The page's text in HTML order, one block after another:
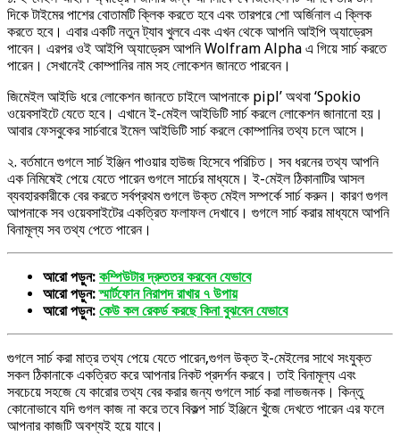
দিকে টাইমের পাশের বোতামটি ক্লিক করতে হবে এবং তারপরে শো অর্জিনাল এ ক্লিক
করতে হবে। এবার একটি নতুন ট্যাব খুলবে এবং এখন থেকে আপনি আইপি অ্যাড্রেস
পাবেন। এরপর ওই আইপি অ্যাড্রেস আপনি Wolfram Alpha এ গিয়ে সার্চ করতে
পারেন। সেখানেই কোম্পানির নাম সহ লোকেশন জানতে পারবেন।
জিমেইল আইডি ধরে লোকেশন জানতে চাইলে আপনাকে pipl’ অথবা ‘Spokio
ওয়েবসাইটে যেতে হবে। এখানে ই-মেইল আইডিটি সার্চ করলে লোকেশন জানানো হয়।
আবার ফেসবুকের সার্চবারে ইমেল আইডিটি সার্চ করলে কোম্পানির তথ্য চলে আসে।
২. বর্তমানে গুগলে সার্চ ইঞ্জিন পাওয়ার হাউজ হিসেবে পরিচিত। সব ধরনের তথ্য আপনি
এক নিমিষেই পেয়ে যেতে পারেন গুগলে সার্চের মাধ্যমে। ই-মেইল ঠিকানাটির আসল
ব্যবহারকারীকে বের করতে সর্বপ্রথম গুগলে উক্ত মেইল সম্পর্কে সার্চ করুন। কারণ গুগল
আপনাকে সব ওয়েবসাইটের একত্রিত ফলাফল দেখাবে। গুগলে সার্চ করার মাধ্যমে আপনি
বিনামূল্য সব তথ্য পেতে পারেন।
আরো পড়ুন: কম্পিউটার দ্রুততর করবেন যেভাবে
আরো পড়ুন:স্মার্টফোন নিরাপদ রাখার ৭ উপায়
আরো পড়ুন: কেউ কল রেকর্ড করছে কিনা বুঝবেন যেভাবে
গুগলে সার্চ করা মাত্র তথ্য পেয়ে যেতে পারেন,গুগল উক্ত ই-মেইলের সাথে সংযুক্ত
সকল ঠিকানাকে একত্রিত করে আপনার নিকট প্রদর্শন করবে। তাই বিনামূল্য এবং
সবচেয়ে সহজে যে কারোর তথ্য বের করার জন্য গুগলে সার্চ করা লাভজনক। কিন্তু
কোনোভাবে যদি গুগল কাজ না করে তবে বিকল্প সার্চ ইঞ্জিনে খুঁজে দেখতে পারেন এর ফলে
আপনার কাজটি অবশ্যই হয়ে যাবে।